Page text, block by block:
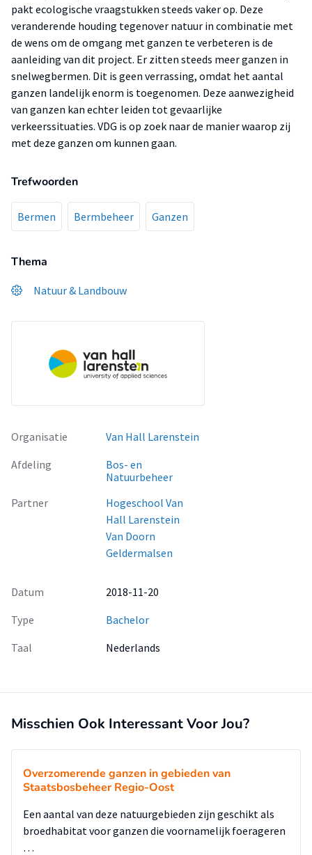
pakt ecologische vraagstukken steeds vaker op. Deze
veranderende houding tegenover natuur in combinatie met
de wens om de omgang met ganzen te verbeteren is de
aanleiding van dit project. Er zitten steeds meer ganzen in
snelwegbermen. Dit is geen verrassing, omdat het aantal
ganzen landelijk enorm is toegenomen. Deze aanwezigheid
van ganzen kan echter leiden tot gevaarlijke
verkeerssituaties. VDG is op zoek naar de manier waarop zij
met deze ganzen om kunnen gaan.
Trefwoorden
Bermen Bermbeheer Ganzen
Thema
Natuur & Landbouw
Organisatie
Van Hall Larenstein
Afdeling
Bos- en
Natuurbeheer
Partner
Hogeschool Van
Hall Larenstein
Van Doorn
Geldermalsen
Datum
2018-11-20
Type
Bachelor
Taal
Nederlands
Misschien Ook Interessant Voor Jou?
Overzomerende ganzen in gebieden van
Staatsbosbeheer Regio-Oost
Een aantal van deze natuurgebieden zijn geschikt als
broedhabitat voor ganzen die voornamelijk foerageren
…